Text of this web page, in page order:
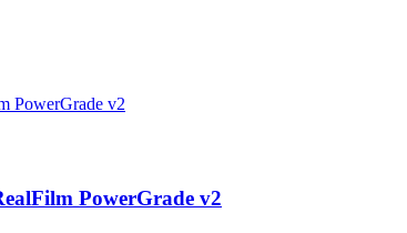
PowerGrade v2